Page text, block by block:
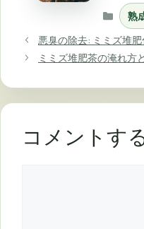
カ
テ
ゴ
リ
ー
熟
悪臭の除去: ミミズ堆
ミミズ堆肥茶の淹れ方
コメントす